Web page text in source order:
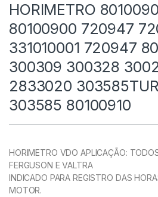
HORIMETRO
80100900 720947
331010001 720947
300309 300328
2833020
303585 80100910
HORIMETRO VDO APLICAÇÃO:
FERGUSON E VALTRA
INDICADO PARA REGISTRO DAS
MOTOR.